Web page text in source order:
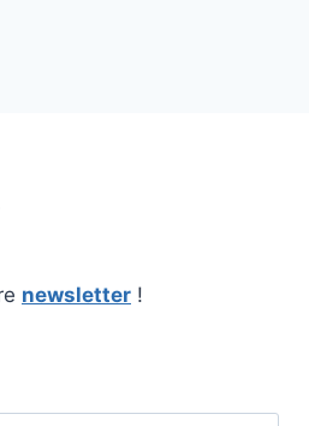
newsletter !